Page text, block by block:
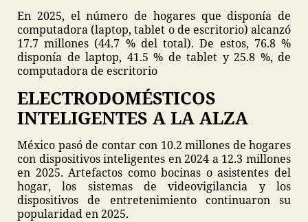
En 2025, el número de hogares que disponía de
computadora (laptop, tablet o de escritorio) alcanzó
17.7 millones (44.7 % del total). De estos, 76.8 %
disponía de laptop, 41.5 % de tablet y 25.8 %, de
computadora de escritorio
ELECTRODOMÉSTICOS
INTELIGENTES A LA ALZA
México pasó de contar con 10.2 millones de hogares
con dispositivos inteligentes en 2024 a 12.3 millones
en 2025. Artefactos como bocinas o asistentes del
hogar, los sistemas de videovigilancia y los
dispositivos de entretenimiento continuaron su
popularidad en 2025.